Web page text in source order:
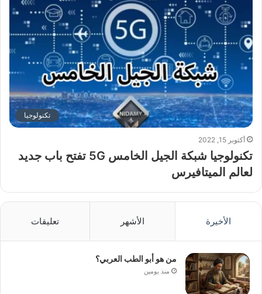
تكنولوجيا
أكتوبر 15, 2022
تكنولوجيا شبكة الجيل الخامس 5G تفتح باب جديد
لعالم الميتافيرس
الأخيرة الأشهر تعليقات
من هو أبو الطب العربي؟
منذ يومين